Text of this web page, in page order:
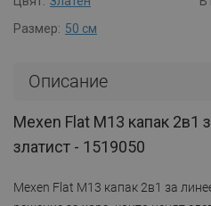
Размер: 50 см
Описание
Mexen Flat M13 капак 2в1
златист - 1519050
Mexen Flat M13 капак 2в1 за